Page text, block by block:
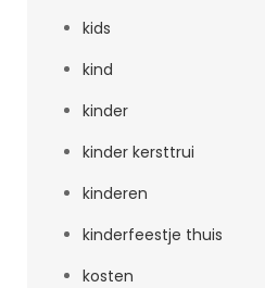
kids
kind
kinder
kinder kersttrui
kinderen
kinderfeestje thuis
kosten